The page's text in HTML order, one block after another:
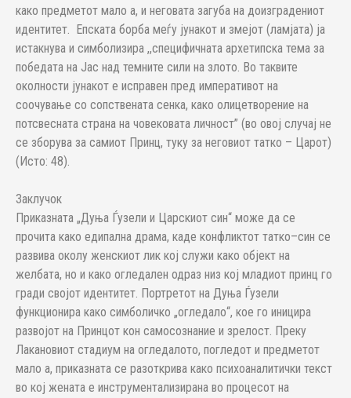
како предметот мало а, и неговата загуба на доизградениот
идентитет. Епската борба меѓу јунакот и змејот (ламјата) ја
истакнува и симболизира ,,специфичната архетипска тема за
победата на Јас над темните сили на злото. Во таквите
околности јунакот е исправен пред императивот на
соочување со сопствената сенка, како олицетворение на
потсвесната страна на човековата личност” (во овој случај не
се зборува за самиот Принц, туку за неговиот татко – Царот)
(Исто: 48).
Заклучок
Приказната „Дуња Ѓузели и Царскиот син“ може да се
прочита како едипалнa драма, каде конфликтот татко–син се
развива околу женскиот лик кој служи како објект на
желбата, но и како огледален одраз низ кој младиот принц го
гради својот идентитет. Портретот на Дуња Ѓузели
функционира како симболичко „огледало“, кое го иницира
развојот на Принцот кон самосознание и зрелост. Преку
Лакановиот стадиум на огледалото, погледот и предметот
мало а, приказната се разоткрива како психоаналитички текст
во кој жената е инструментализирана во процесот на